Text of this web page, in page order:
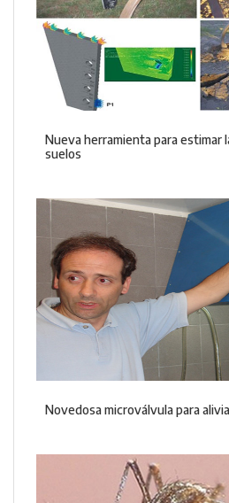
Nueva herramienta para estimar
suelos
Novedosa microválvula para